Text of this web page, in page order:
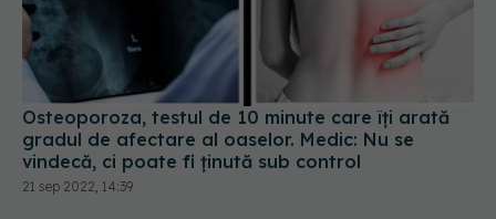
Osteoporoza, testul de 10 minute care îți arată
gradul de afectare al oaselor. Medic: Nu se
vindecă, ci poate fi ţinută sub control
21 sep 2022, 14:39